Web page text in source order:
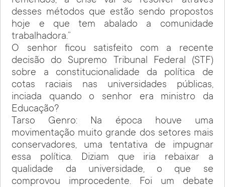
desses métodos que estão sendo propostos
hoje e que tem abalado a comunidade
trabalhadora.”
O senhor ficou satisfeito com a recente
decisão do Supremo Tribunal Federal (STF)
sobre a constitucionalidade da política de
cotas raciais nas universidades públicas,
inciada quando o senhor era ministro da
Educação?
Tarso Genro: Na época houve uma
movimentação muito grande dos setores mais
conservadores, uma tentativa de impugnar
essa política. Diziam que iria rebaixar a
qualidade da universidade, o que se
comprovou improcedente. Foi um debate